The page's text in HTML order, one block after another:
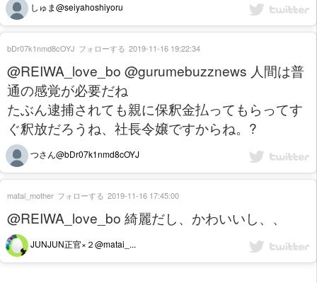
しゅま@seiyahoshiyoru
@REIWA_love_bo @gurumebuzznews 人間は普
通の感覚が必要だね
たぶん逮捕されても親に保釈金払ってもらってす
ぐ釈放だろうね、社長令嬢ですからね。?
つさん@bDr07k1nmd8cOYJ
bDr07k1nmd8cOYJ フォローする 2019-11-16 19:22:34
@REIWA_love_bo 綺麗だし、かわいいし、、
JUNJUN正官×２@matai_...
matai_mother フォローする 2019-11-16 17:45:00